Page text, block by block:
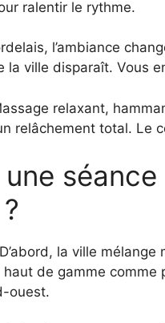
ralentir le rythme.
l’ambiance
la ville disparaît. Vous
relaxant,
relâchement total. Le
la ville
de gamme comme
ouest.